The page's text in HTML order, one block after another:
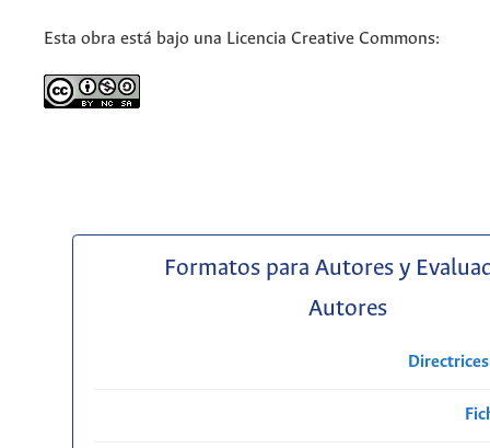
Esta obra está bajo una Licencia Creative Commons:
Formatos para Autores y
Autores